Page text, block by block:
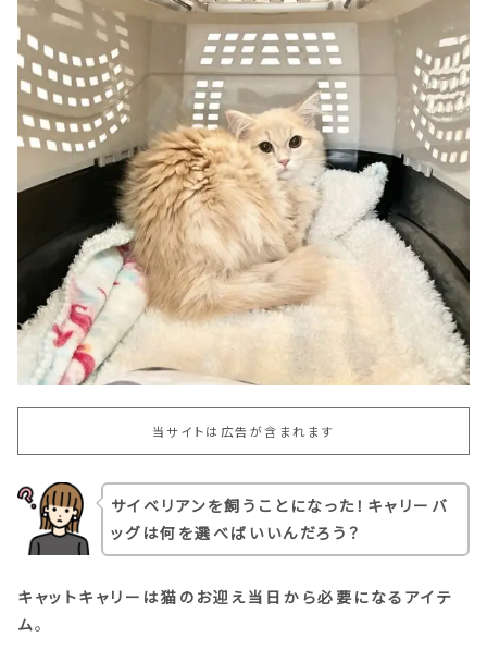
当サイトは広告が含まれます
サイベリアンを飼うことになった！キャリーバ
ッグは何を選べばいいんだろう？
キャットキャリーは猫のお迎え当日から必要になるアイテ
ム。